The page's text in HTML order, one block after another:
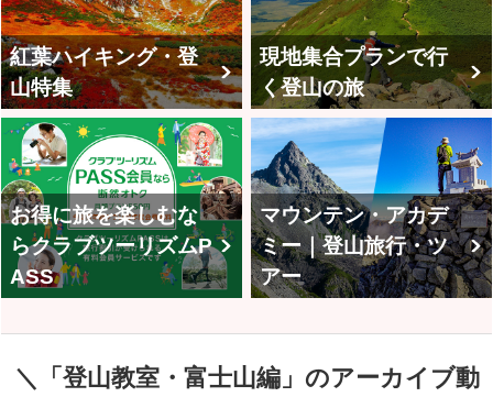
紅葉ハイキング・登
山特集
現地集合プランで行
く登山の旅
お得に旅を楽しむな
らクラブツーリズムP
ASS
マウンテン・アカデ
ミー｜登山旅行・ツ
アー
＼「登山教室・富士山編」のアーカイブ動